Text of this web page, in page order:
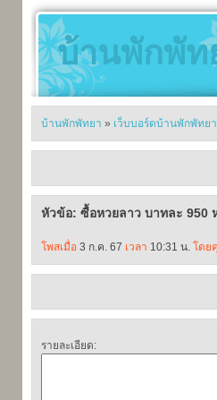
บ้านพักพัท
บ้านพักพัทยา » เว็บบอร์ดบ้านพักพัทยา
หัวข้อ: ซื้อหวยลาว บาทละ 950
โพสเมื่อ 3 ก.ค. 67 เวลา 10:31 น. โดย
รายละเอียด: